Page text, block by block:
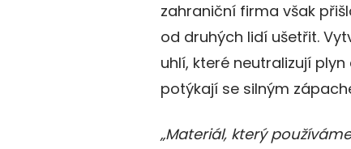
zahraniční firma však
od druhých lidí ušetřit.
uhlí, které neutralizují
potýkají se silným
„Materiál, který